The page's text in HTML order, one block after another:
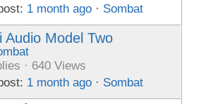
1 month ago · Sombat
Audio Model Two
· 640 Views
1 month ago · Sombat